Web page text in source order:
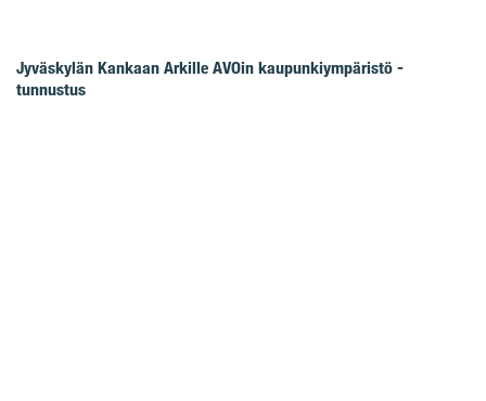
Jyväskylän Kankaan Arkille AVOin kaupunkiympäristö -
tunnustus